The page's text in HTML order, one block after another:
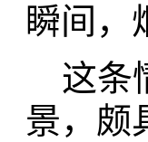
瞬间，
这条
景，颇